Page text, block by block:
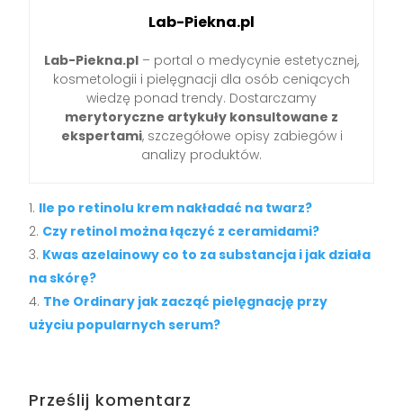
Lab-Piekna.pl
Lab-Piekna.pl – portal o medycynie estetycznej,
kosmetologii i pielęgnacji dla osób ceniących
wiedzę ponad trendy. Dostarczamy
merytoryczne artykuły konsultowane z
ekspertami, szczegółowe opisy zabiegów i
analizy produktów.
Ile po retinolu krem nakładać na twarz?
Czy retinol można łączyć z ceramidami?
Kwas azelainowy co to za substancja i jak działa
na skórę?
The Ordinary jak zacząć pielęgnację przy
użyciu popularnych serum?
Prześlij komentarz